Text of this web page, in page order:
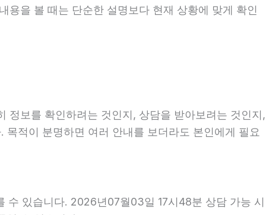
을 볼 때는 단순한 설명보다 현재 상황에 맞게 확인
보를 확인하려는 것인지, 상담을 받아보려는 것인지,
적이 분명하면 여러 안내를 보더라도 본인에게 필요
수 있습니다. 2026년07월03일 17시48분 상담 가능 시